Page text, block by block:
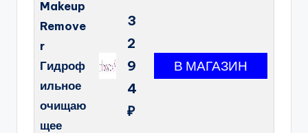
Makeup
Remove
r
Гидроф
ильное
очищаю
щее
3
2
9
4
₽